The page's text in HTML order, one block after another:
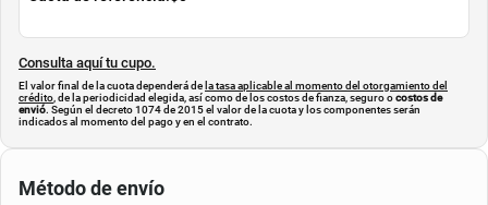
Cuota de referencia:$0